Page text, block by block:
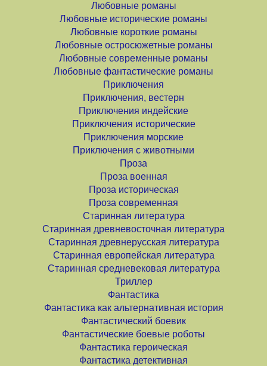
Любовные романы
Любовные исторические романы
Любовные короткие романы
Любовные остросюжетные романы
Любовные современные романы
Любовные фантастические романы
Приключения
Приключения, вестерн
Приключения индейские
Приключения исторические
Приключения морские
Приключения с животными
Проза
Проза военная
Проза историческая
Проза современная
Старинная литература
Старинная древневосточная литература
Старинная древнерусская литература
Старинная европейская литература
Старинная средневековая литература
Триллер
Фантастика
Фантастика как альтернативная история
Фантастический боевик
Фантастические боевые роботы
Фантастика героическая
Фантастика детективная